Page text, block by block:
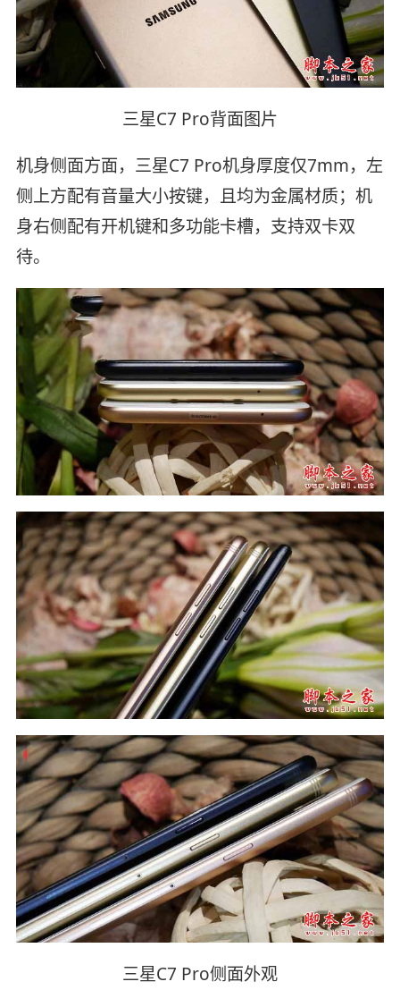
三星C7 Pro背面图片
机身侧面方面，三星C7 Pro机身厚度仅7mm，左
侧上方配有音量大小按键，且均为金属材质；机
身右侧配有开机键和多功能卡槽，支持双卡双
待。
三星C7 Pro侧面外观